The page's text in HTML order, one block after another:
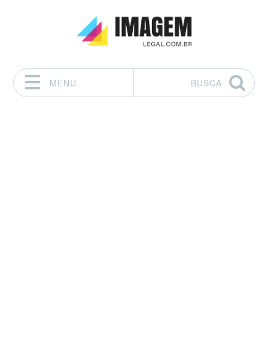
MENU
BUSCA